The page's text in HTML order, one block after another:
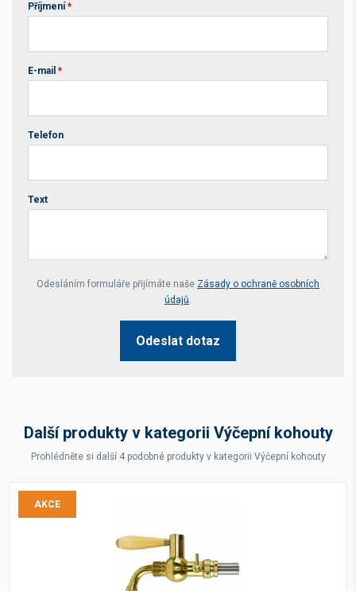
Příjmení *
E-mail *
Telefon
Text
Your website *
Odesláním formuláře přijímáte naše Zásady o ochraně osobních
údajů.
Odeslat dotaz
Další produkty v kategorii Výčepní kohouty
Prohlédněte si další 4 podobné produkty v kategorii Výčepní kohouty
AKCE